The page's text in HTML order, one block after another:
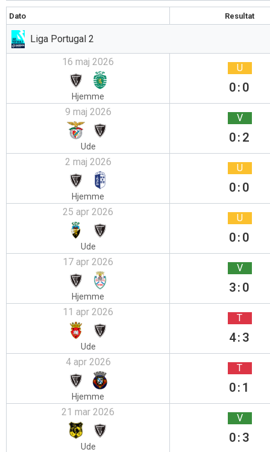
Dato Resultat
Liga Portugal 2
16 maj 2026
Hjemme
U
0:0
9 maj 2026
Ude
V
0:2
2 maj 2026
Hjemme
U
0:0
25 apr 2026
Ude
U
0:0
17 apr 2026
Hjemme
V
3:0
11 apr 2026
Ude
T
4:3
4 apr 2026
Hjemme
T
0:1
21 mar 2026
Ude
V
0:3